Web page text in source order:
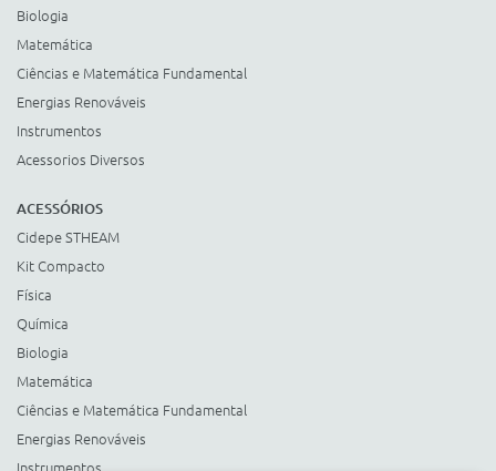
Biologia
Matemática
Ciências e Matemática Fundamental
Energias Renováveis
Instrumentos
Acessorios Diversos
ACESSÓRIOS
Cidepe STHEAM
Kit Compacto
Física
Química
Biologia
Matemática
Ciências e Matemática Fundamental
Energias Renováveis